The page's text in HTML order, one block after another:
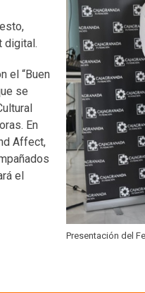
Presentación del
digital.
el “Buen
se
En
Affect,
el